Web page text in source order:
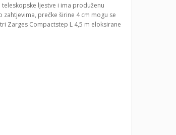
ljestve i ima produženu
prečke širine 4 cm mogu se
Zarges Compactstep L 4,5 m eloksirane